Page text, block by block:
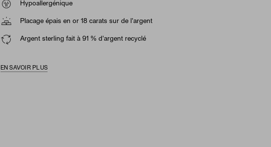
Hypoallergénique
Placage épais en or 18 carats sur de l'argent
Argent sterling fait à 91 % d'argent recyclé
EN SAVOIR PLUS